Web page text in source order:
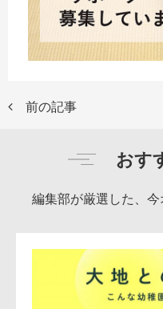
前の記事
おす
編集部が厳選した、今